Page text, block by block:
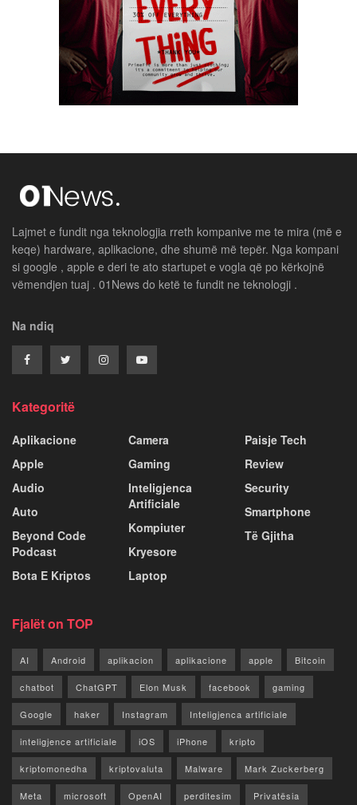
Lajmet e fundit nga teknologjia rreth kompanive me te mira (më e
keqe) hardware, aplikacione, dhe shumë më tepër. Nga kompani
si google , apple e deri te ato startupet e vogla që po kërkojnë
vëmendjen tuaj . 01News do ketë te fundit ne teknologji .
Na ndiq
Kategoritë
Aplikacione
Apple
Audio
Auto
Beyond Code
Podcast
Bota E Kriptos
Camera
Gaming
Inteligjenca
Artificiale
Kompiuter
Kryesore
Laptop
Paisje Tech
Review
Security
Smartphone
Të Gjitha
Fjalët on TOP
AI Android aplikacion aplikacione apple Bitcoin
chatbot ChatGPT Elon Musk facebook gaming
Google haker Instagram Inteligjenca artificiale
inteligjence artificiale iOS iPhone kripto
kriptomonedha kriptovaluta Malware Mark Zuckerberg
Meta microsoft OpenAI perditesim Privatësia